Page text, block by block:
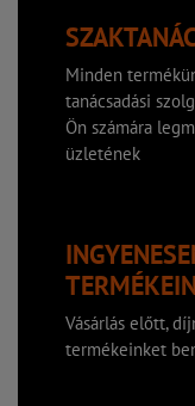
Minden
tanácsadási
Ön számára
üzletének
Vásárlás előtt,
termékeinket